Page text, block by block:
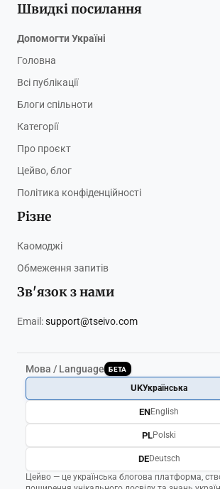
Швидкі посилання
Допомогти Україні
Головна
Всі публікації
Блоги спільноти
Категорії
Про проєкт
Цейво, блог
Політика конфіденційності
Різне
Каомоджі
Обмеження запитів
Зв'язок з нами
Email:support@tseivo.com
Мова / Language БЕТА
Цейво — це українська блогова платформа,
UKУкраїнська
ENEnglish
PLPolski
DEDeutsch